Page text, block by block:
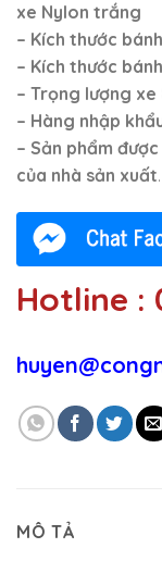
xe Nylon trắng
– Kích thước
– Kích thước
– Trọng lượng
– Hàng nhập
– Sản phẩm
của nhà sản xuất.
Hotline :
MÔ TẢ